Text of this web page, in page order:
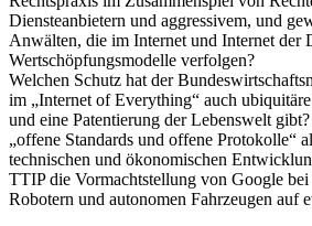
Diensteanbietern und aggressivem, und
Anwälten, die im Internet und Internet der
Wertschöpfungsmodelle verfolgen?
Welchen Schutz hat der
im „Internet of Everything“ auch
und eine Patentierung der Lebenswelt
„offene Standards und offene Protokolle“
technischen und ökonomischen
TTIP die Vormachtstellung von Google
Robotern und autonomen Fahrzeugen auf